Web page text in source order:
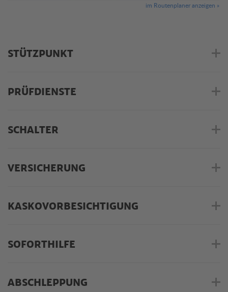
im Routenplaner anzeigen »
STÜTZPUNKT
PRÜFDIENSTE
SCHALTER
VERSICHERUNG
KASKOVORBESICHTIGUNG
SOFORTHILFE
ABSCHLEPPUNG